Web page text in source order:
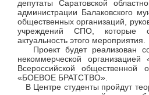
депутаты Саратовской
администрации Балаковского
общественных организаций,
учреждений СПО, которые
актуальность этого мероприятия.
Проект будет реализован
некоммерческой
Всероссийской общественной
«БОЕВОЕ БРАТСТВО».
В Центре студенты пройдут